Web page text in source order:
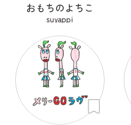
おもちのよちこ
suyappi